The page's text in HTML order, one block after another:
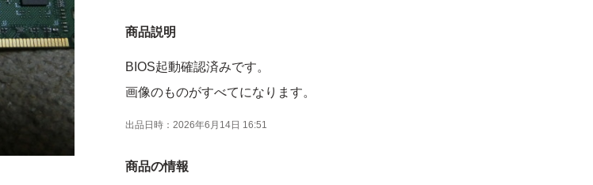
商品説明
BIOS起動確認済みです。
画像のものがすべてになります。
出品日時： 2026年6月14日 16:51
商品の情報